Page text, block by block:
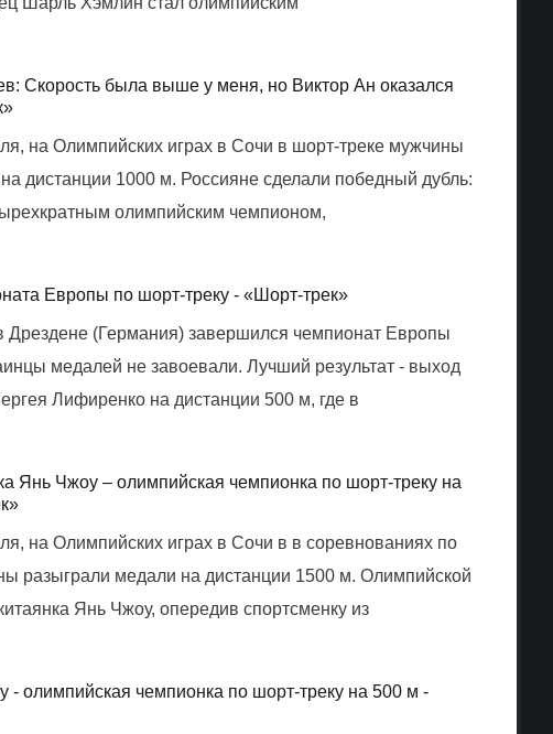
Скорость была выше у меня, но Виктор Ан оказался
на Олимпийских играх в Сочи в шорт-треке мужчины
дистанции 1000 м. Россияне сделали победный дубль:
олимпийским чемпионом,
Европы по шорт-треку - «Шорт-трек»
Дрездене (Германия) завершился чемпионат Европы
медалей не завоевали. Лучший результат - выход
Лифиренко на дистанции 500 м, где в
Янь Чжоу – олимпийская чемпионка по шорт-треку на
на Олимпийских играх в Сочи в в соревнованиях по
разыграли медали на дистанции 1500 м. Олимпийской
Янь Чжоу, опередив спортсменку из
- олимпийская чемпионка по шорт-треку на 500 м -